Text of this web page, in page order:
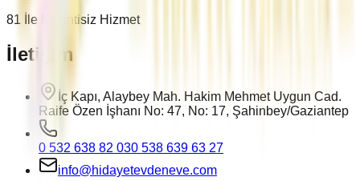
81 İle Kesintisiz Hizmet
İletişim
İç Kapı, Alaybey Mah. Hakim Mehmet Uygun Cad.
Raife Özen İşhanı No: 47, No: 17, Şahinbey/Gaziantep
0 532 638 82 030 538 639 63 27
info@hidayetevdeneve.com